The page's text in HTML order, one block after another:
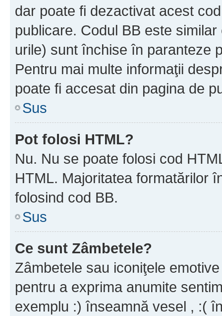
dar poate fi dezactivat acest
publicare. Codul BB este
urile) sunt închise în paranteze
Pentru mai multe informaţii
poate fi accesat din pagina de
Sus
Pot folosi HTML?
Nu. Nu se poate folosi cod
HTML. Majoritatea formatărilor
folosind cod BB.
Sus
Ce sunt Zâmbetele?
Zâmbetele sau iconiţele
pentru a exprima anumite
exemplu :) înseamnă vesel , :(